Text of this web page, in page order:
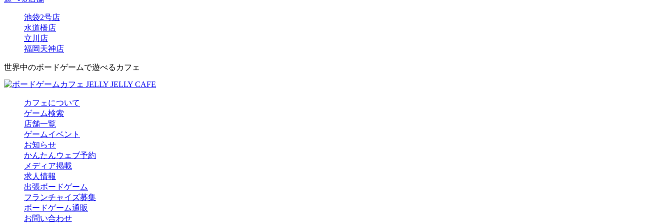
池袋2号店
水道橋店
立川店
福岡天神店
世界中のボードゲームで遊べるカフェ
カフェについて
ゲーム検索
店舗一覧
ゲームイベント
お知らせ
かんたんウェブ予約
メディア掲載
求人情報
出張ボードゲーム
フランチャイズ募集
ボードゲーム通販
お問い合わせ